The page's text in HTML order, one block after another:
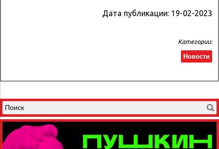
Дата публикации: 19-02-2023
Категории:
Новости